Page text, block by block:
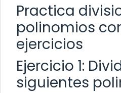
Practica
polinomios
ejercicios
Ejercicio 1:
siguientes